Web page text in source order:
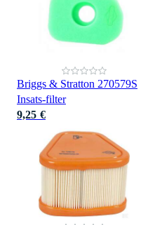
Briggs & Stratton 270579S
Insats-filter
9,25 €